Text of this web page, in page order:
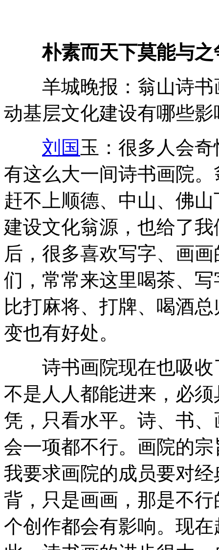
朴素而天下莫能与
羊城晚报：翁山诗书
动基层文化建设有哪些影
刘国 玉：很多人会
有这么大一间诗书画院
赶不上顺德、中山、佛
建设文化翁源，也给了
后，很多喜欢写字、画
们，常常来这里喝茶、
比打麻将、打牌、喝酒
变也有好处。
诗书画院现在也吸收
不是人人都能进来，必
凭，只看水平。诗、书
会一项都不行。画院的
我要求画院的成员要对
背，只是画画，那是不
个创作都会有影响。现